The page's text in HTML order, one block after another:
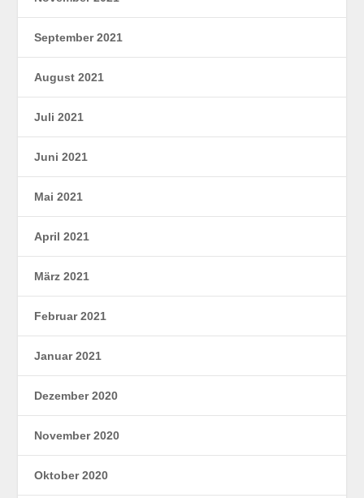
September 2021
August 2021
Juli 2021
Juni 2021
Mai 2021
April 2021
März 2021
Februar 2021
Januar 2021
Dezember 2020
November 2020
Oktober 2020